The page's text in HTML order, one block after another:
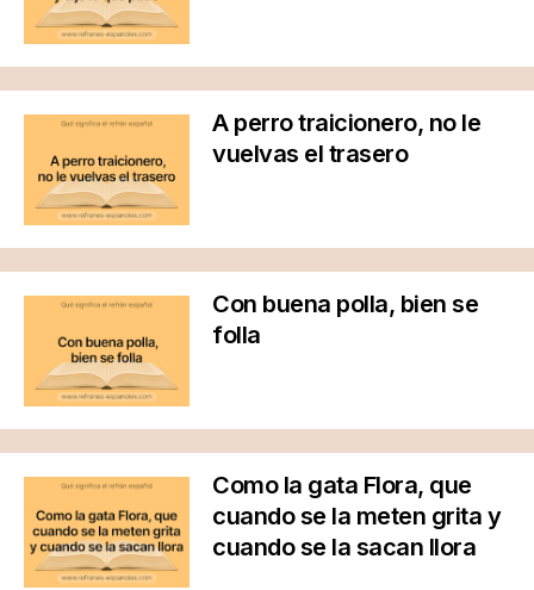
A perro traicionero, no le
vuelvas el trasero
Con buena polla, bien se
folla
Como la gata Flora, que
cuando se la meten grita y
cuando se la sacan llora